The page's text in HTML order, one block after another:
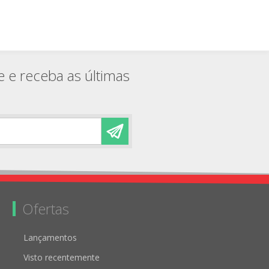
e receba as últimas
Ofertas
Lançamentos
Visto recentemente